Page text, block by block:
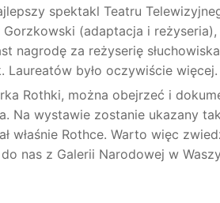
spektakl Teatru
(adaptacja i
nagrodę za reżyserię
Laureatów było oczywiście
Rothki, można obejrzeć i
Na wystawie zostanie ukazany
właśnie Rothce. Warto więc
nas z Galerii Narodowej w